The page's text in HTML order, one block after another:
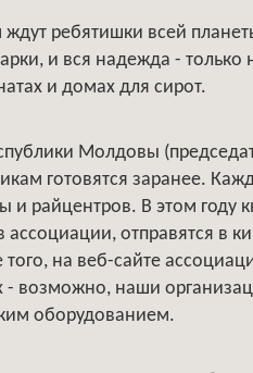
ребятишки всей
и вся надежда -
и домах для сирот.
Молдовы
готовятся заранее.
и райцентров. В этом году
отправятся в
на веб-сайте
возможно, наши
оборудованием.